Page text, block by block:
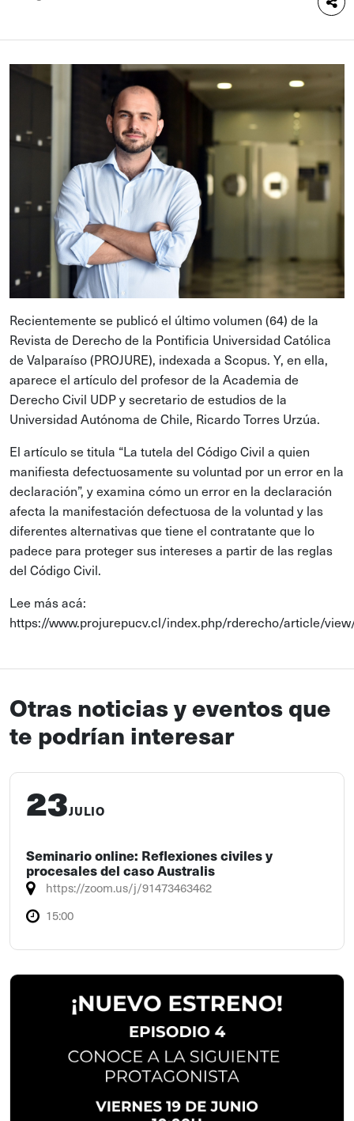
Recientemente se publicó el último volumen (64) de la
Revista de Derecho de la Pontificia Universidad Católica
de Valparaíso (PROJURE), indexada a Scopus. Y, en ella,
aparece el artículo del profesor de la Academia de
Derecho Civil UDP y secretario de estudios de la
Universidad Autónoma de Chile, Ricardo Torres Urzúa.
El artículo se titula “La tutela del Código Civil a quien
manifiesta defectuosamente su voluntad por un error en la
declaración”, y examina cómo un error en la declaración
afecta la manifestación defectuosa de la voluntad y las
diferentes alternativas que tiene el contratante que lo
padece para proteger sus intereses a partir de las reglas
del Código Civil.
Lee más acá:
https://www.projurepucv.cl/index.php/rderecho/article/
Otras noticias y eventos que
te podrían interesar
23JULIO
Seminario online: Reflexiones civiles y
procesales del caso Australis
https://zoom.us/j/91473463462
15:00